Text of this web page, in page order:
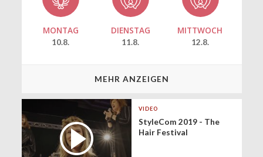
MONTAG
10.8.
DIENSTAG
11.8.
MITTWOCH
12.8.
MEHR ANZEIGEN
VIDEO
StyleCom 2019 - The
Hair Festival